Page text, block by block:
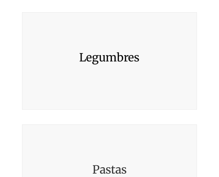
Legumbres
Pastas